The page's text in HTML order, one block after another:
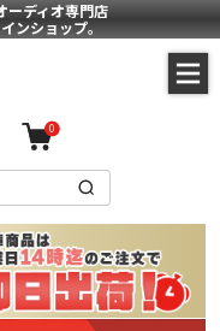
ーディオ専門店
ンショップ。
0